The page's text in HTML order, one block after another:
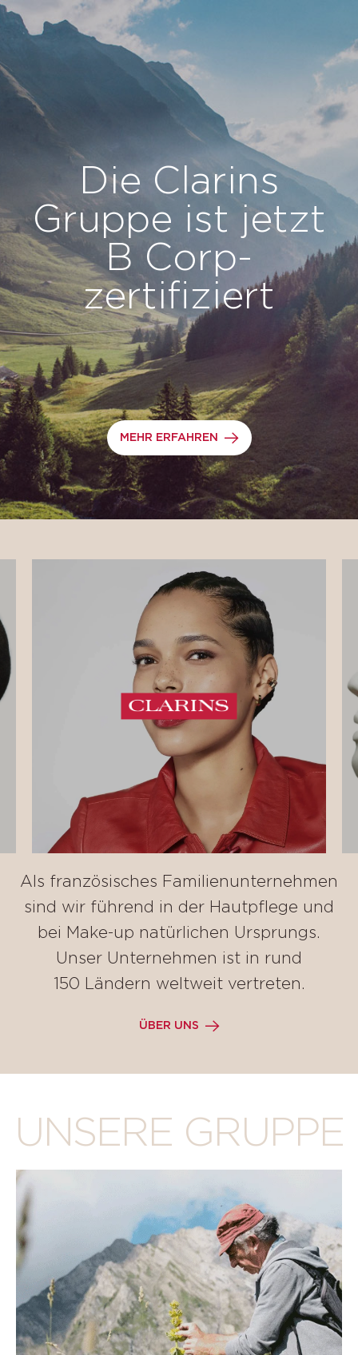
Die Clarins
Gruppe ist jetzt
B Corp-
zertifiziert
MEHR ERFAHREN
Als französisches Familienunternehmen
sind wir führend in der Hautpflege und
bei Make-up natürlichen Ursprungs.
Unser Unternehmen ist in rund
150 Ländern weltweit vertreten.
ÜBER UNS
UNSERE GRUPPE
Panel de gestión de cookies